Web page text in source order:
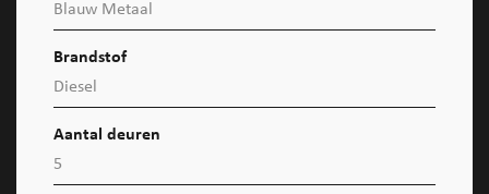
Blauw Metaal
Brandstof
Diesel
Aantal deuren
5